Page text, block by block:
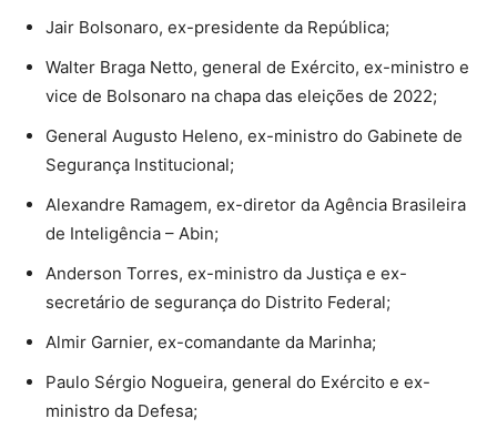
Jair Bolsonaro, ex-presidente da República;
Walter Braga Netto, general de Exército, ex-ministro e
vice de Bolsonaro na chapa das eleições de 2022;
General Augusto Heleno, ex-ministro do Gabinete de
Segurança Institucional;
Alexandre Ramagem, ex-diretor da Agência Brasileira
de Inteligência – Abin;
Anderson Torres, ex-ministro da Justiça e ex-
secretário de segurança do Distrito Federal;
Almir Garnier, ex-comandante da Marinha;
Paulo Sérgio Nogueira, general do Exército e ex-
ministro da Defesa;